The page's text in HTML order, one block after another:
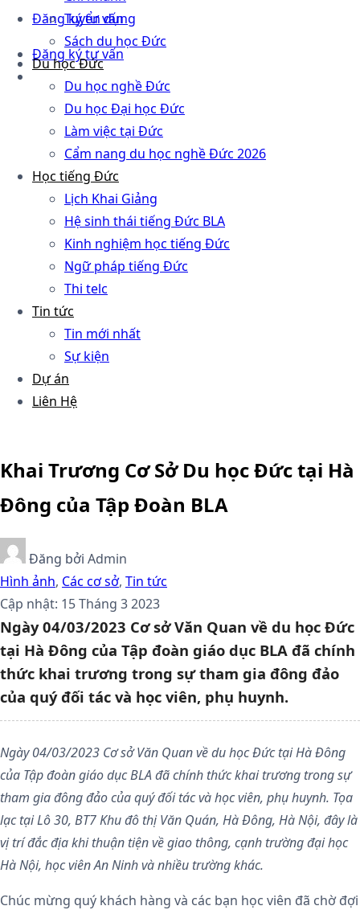
Đăng ký tư vấn
Đăng ký tư vấn
Tuyển dụng
Sách du học Đức
Du học Đức
Du học nghề Đức
Du học Đại học Đức
Làm việc tại Đức
Cẩm nang du học nghề Đức 2026
Học tiếng Đức
Lịch Khai Giảng
Hệ sinh thái tiếng Đức BLA
Kinh nghiệm học tiếng Đức
Ngữ pháp tiếng Đức
Thi telc
Tin tức
Tin mới nhất
Sự kiện
Dự án
Liên Hệ
Khai Trương Cơ Sở Du học Đức tại Hà
Đông của Tập Đoàn BLA
Đăng bởi Admin
Hình ảnh, Các cơ sở, Tin tức
Cập nhật: 15 Tháng 3 2023
Ngày 04/03/2023 Cơ sở Văn Quan về du học Đức
tại Hà Đông của Tập đoàn giáo dục BLA đã chính
thức khai trương trong sự tham gia đông đảo
của quý đối tác và học viên, phụ huynh.
Ngày 04/03/2023 Cơ sở Văn Quan về du học Đức tại Hà Đông
của Tập đoàn giáo dục BLA đã chính thức khai trương trong sự
tham gia đông đảo của quý đối tác và học viên, phụ huynh. Tọa
lạc tại Lô 30, BT7 Khu đô thị Văn Quán, Hà Đông, Hà Nội, đây là
vị trí đắc địa khi thuận tiện về giao thông, cạnh trường đại học
Hà Nội, học viên An Ninh và nhiều trường khác.
Chúc mừng quý khách hàng và các bạn học viên đã chờ đợi